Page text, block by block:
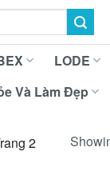
LODE
Và Làm Đẹp
2